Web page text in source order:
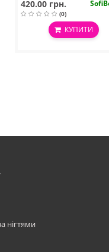
420.00 грн.
(0)
КУПИТИ
нігтями